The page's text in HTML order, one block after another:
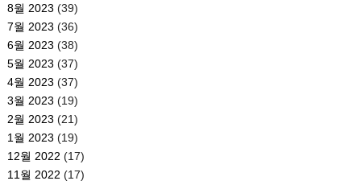
8월 2023 (39)
7월 2023 (36)
6월 2023 (38)
5월 2023 (37)
4월 2023 (37)
3월 2023 (19)
2월 2023 (21)
1월 2023 (19)
12월 2022 (17)
11월 2022 (17)